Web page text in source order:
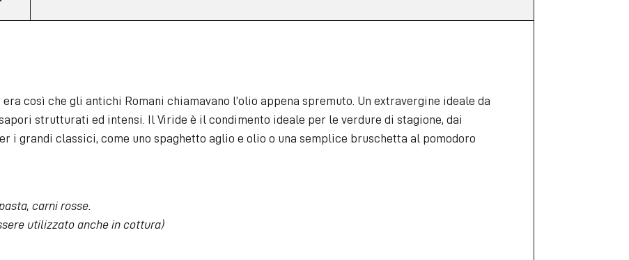
era così che gli antichi Romani chiamavano l’olio appena spremuto. Un extravergine ideale da
strutturati ed intensi. Il Viride è il condimento ideale per le verdure di stagione, dai
i grandi classici, come uno spaghetto aglio e olio o una semplice bruschetta al pomodoro
carni rosse.
utilizzato anche in cottura)